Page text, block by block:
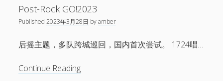
影
周
声
形
动
Post-Rock GO!2023
Published2023年3月28日 byamber
后摇主题，多队跨城巡回，国内首次尝试。 1724唱…
Continue ReadingPost-